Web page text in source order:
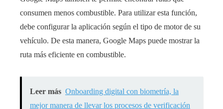
consumen menos combustible. Para utilizar esta función,
debe configurar la aplicación según el tipo de motor de su
vehículo. De esta manera, Google Maps puede mostrar la
ruta más eficiente en combustible.
Leer más Onboarding digital con biometría, la
mejor manera de llevar los procesos de verificación